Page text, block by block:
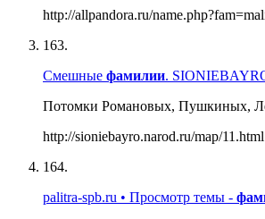
http://allpandora.ru/
163.
Смешные фамилии.
Потомки Романовых, Пушкиных,
http://sioniebayro.narod.ru/map/11.html
164.
palitra-spb.ru • Просмотр темы -